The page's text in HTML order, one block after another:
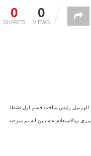
0
SHARES 0
VIEWS
الهرميل رئيس مباحث قسم اول طنطا
وبالاستعلام عنه تبين انه تم سرقته